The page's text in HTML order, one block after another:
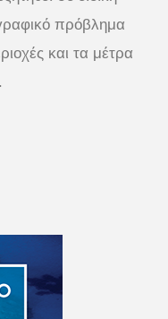
πρόβλημα
και τα μέτρα